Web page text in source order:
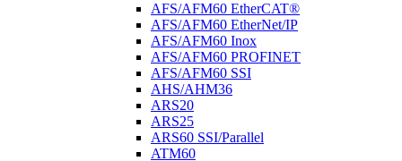
AFS/AFM60 EtherCAT®
AFS/AFM60 EtherNet/IP
AFS/AFM60 Inox
AFS/AFM60 PROFINET
AFS/AFM60 SSI
AHS/AHM36
ARS20
ARS25
ARS60 SSI/Parallel
ATM60